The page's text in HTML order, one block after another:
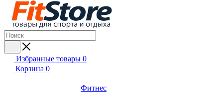
Избранные товары 0
Корзина 0
Фитнес